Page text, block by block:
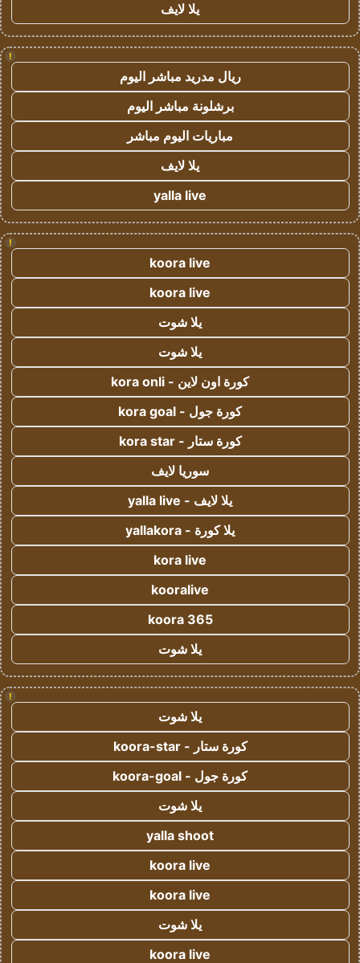
يلا لايف
!
ريال مدريد مباشر اليوم
برشلونة مباشر اليوم
مباريات اليوم مباشر
يلا لايف
yalla live
!
koora live
koora live
يلا شوت
يلا شوت
كورة اون لاين - kora onli
كورة جول - kora goal
كورة ستار - kora star
سوريا لايف
يلا لايف - yalla live
يلا كورة - yallakora
kora live
kooralive
koora 365
يلا شوت
!
يلا شوت
كورة ستار - koora-star
كورة جول - koora-goal
يلا شوت
yalla shoot
koora live
koora live
يلا شوت
koora live